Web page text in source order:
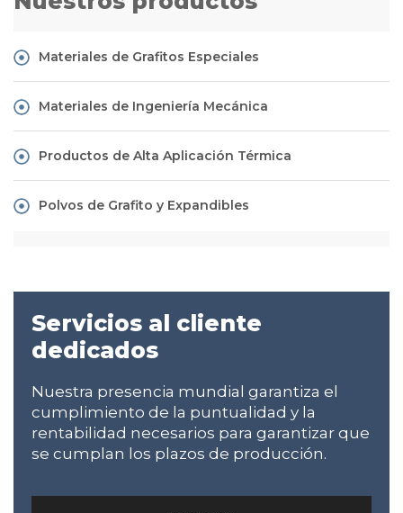
Materiales de Grafitos Especiales
Materiales de Ingeniería Mecánica
Productos de Alta Aplicación Térmica
Polvos de Grafito y Expandibles
Servicios al cliente
dedicados
Nuestra presencia mundial garantiza el
cumplimiento de la puntualidad y la
rentabilidad necesarios para garantizar que
se cumplan los plazos de producción.